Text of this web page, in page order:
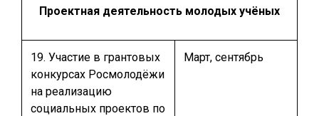
Проектная деятельность молодых учёных
19. Участие в грантовых
конкурсах Росмолодёжи
на реализацию
социальных проектов по
Март, сентябрь